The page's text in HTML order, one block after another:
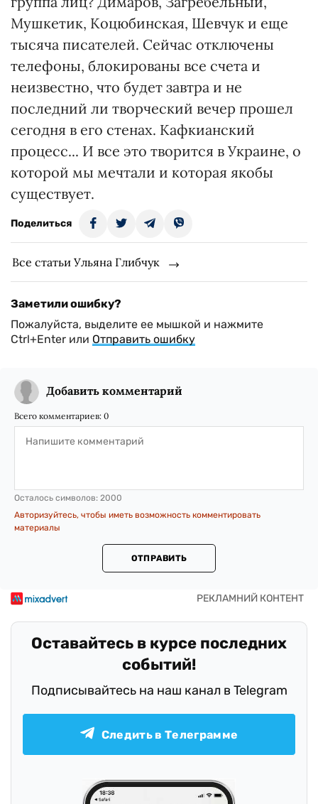
Мушкетик, Коцюбинская, Шевчук и еще
тысяча писателей. Сейчас отключены
телефоны, блокированы все счета и
неизвестно, что будет завтра и не
последний ли творческий вечер прошел
сегодня в его стенах. Кафкианский
процесс... И все это творится в Украине, о
которой мы мечтали и которая якобы
существует.
Поделиться
Все статьи Ульяна Глибчук
Заметили ошибку?
Пожалуйста, выделите ее мышкой и нажмите
Ctrl+Enter или Отправить ошибку
Добавить комментарий
Всего комментариев: 0
Осталось символов: 2000
Авторизуйтесь, чтобы иметь возможность комментировать
материалы
ОТПРАВИТЬ
Оставайтесь в курсе последних
событий!
Подписывайтесь на наш канал в Telegram
Следить в Телеграмме